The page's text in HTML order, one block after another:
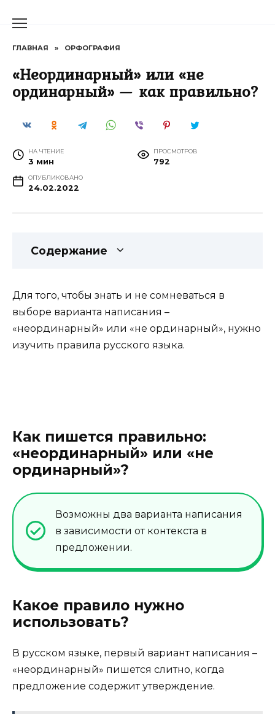
ГЛАВНАЯ » ОРФОГРАФИЯ
«Неординарный» или «не
ординарный» — как правильно?
НА ЧТЕНИЕ
3 мин
ПРОСМОТРОВ
792
ОПУБЛИКОВАНО
24.02.2022
Содержание
Для того, чтобы знать и не сомневаться в
выборе варианта написания –
«неординарный» или «не ординарный», нужно
изучить правила русского языка.
Как пишется правильно:
«неординарный» или «не
ординарный»?
Возможны два варианта написания
в зависимости от контекста в
предложении.
Какое правило нужно
использовать?
В русском языке, первый вариант написания –
«неординарный» пишется слитно, когда
предложение содержит утверждение.